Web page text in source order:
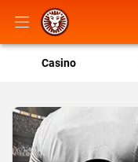
Casino